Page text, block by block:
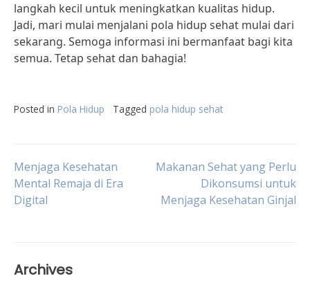
langkah kecil untuk meningkatkan kualitas hidup.
Jadi, mari mulai menjalani pola hidup sehat mulai dari
sekarang. Semoga informasi ini bermanfaat bagi kita
semua. Tetap sehat dan bahagia!
Posted in Pola Hidup Tagged pola hidup sehat
Post
navigation
Menjaga Kesehatan
Mental Remaja di Era
Digital
Makanan Sehat yang Perlu
Dikonsumsi untuk
Menjaga Kesehatan Ginjal
Archives